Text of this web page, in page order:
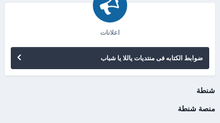
اعلانات
ضوابط الكتابه فى منتديات ياللا يا شباب
شنطة
منصة شنطة